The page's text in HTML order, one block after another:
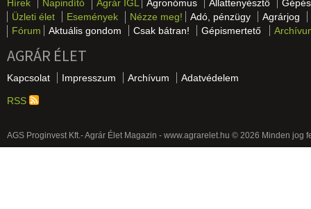
Hírek Napindító Agrár IGL Agronómus Állattenyésztő
Üzleti élet
Események Nézze meg! Adó, pénzügy
Agrárjog
Fórum
Aktuális gondom Csak bátran! Gépismertető
AGRÁR ÉLET
Kapcsolat Impresszum Archívum Adatvédelem
RSS
AGS Proginvest Kft.- Agrár Élet Magazin - www.agrarelet.hu © 2026 Minden jog